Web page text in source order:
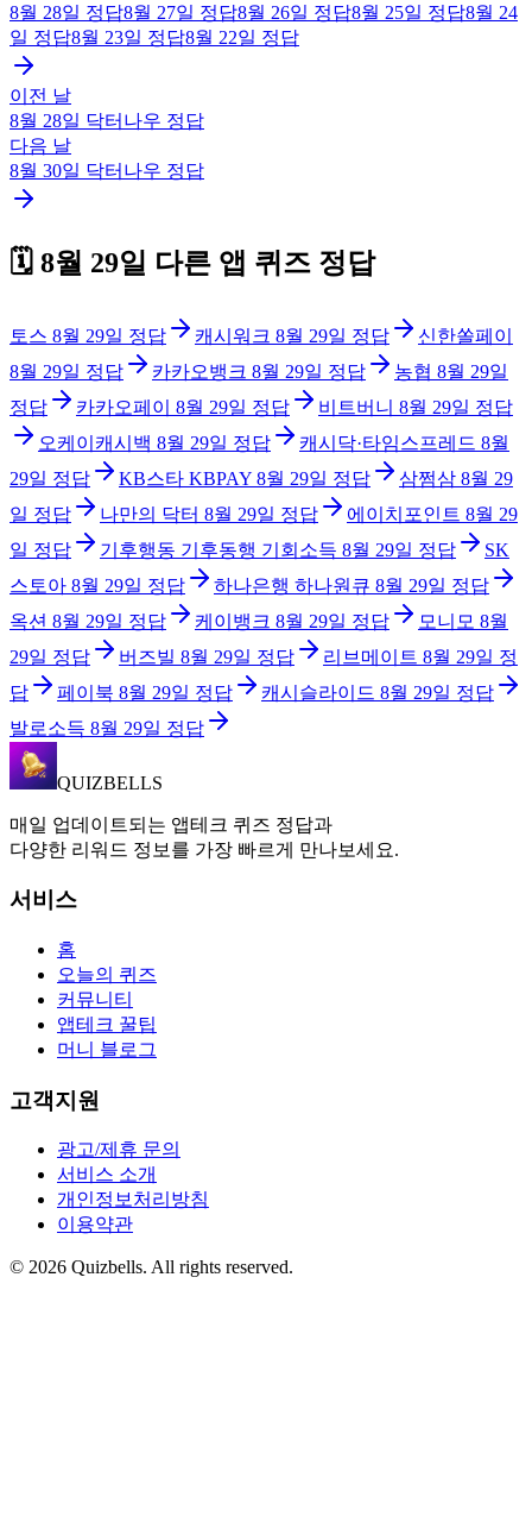
8월 28일 정답8월 27일 정답8월 26일 정답8월 25일 정답8월 24
일 정답8월 23일 정답8월 22일 정답
이전 날
8월 28일 닥터나우 정답
다음 날
8월 30일 닥터나우 정답
🗓️ 8월 29일 다른 앱 퀴즈 정답
토스 8월 29일 정답 캐시워크 8월 29일 정답
신한쏠페이
8월 29일 정답 카카오뱅크 8월 29일 정답 농협 8월 29일
정답
카카오페이 8월 29일 정답 비트버니 8월 29일 정답
오케이캐시백 8월 29일 정답 캐시닥·타임스프레드 8월
29일 정답 KB스타 KBPAY 8월 29일 정답 삼쩜삼 8월 29
일 정답 나만의 닥터 8월 29일 정답 에이치포인트 8월 29
일 정답 기후행동 기후동행 기회소득 8월 29일 정답
SK
스토아 8월 29일 정답 하나은행 하나원큐 8월 29일 정답
옥션 8월 29일 정답 케이뱅크 8월 29일 정답 모니모 8월
29일 정답 버즈빌 8월 29일 정답 리브메이트 8월 29일 정
답
페이북 8월 29일 정답 캐시슬라이드 8월 29일 정답
발로소득 8월 29일 정답
QUIZBELLS
매일 업데이트되는 앱테크 퀴즈 정답과
다양한 리워드 정보를 가장 빠르게 만나보세요.
서비스
홈
오늘의 퀴즈
커뮤니티
앱테크 꿀팁
머니 블로그
고객지원
광고/제휴 문의
서비스 소개
개인정보처리방침
이용약관
© 2026 Quizbells. All rights reserved.